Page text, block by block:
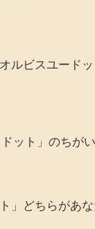
ルビスユード
ット」のちが
」どちらがあ